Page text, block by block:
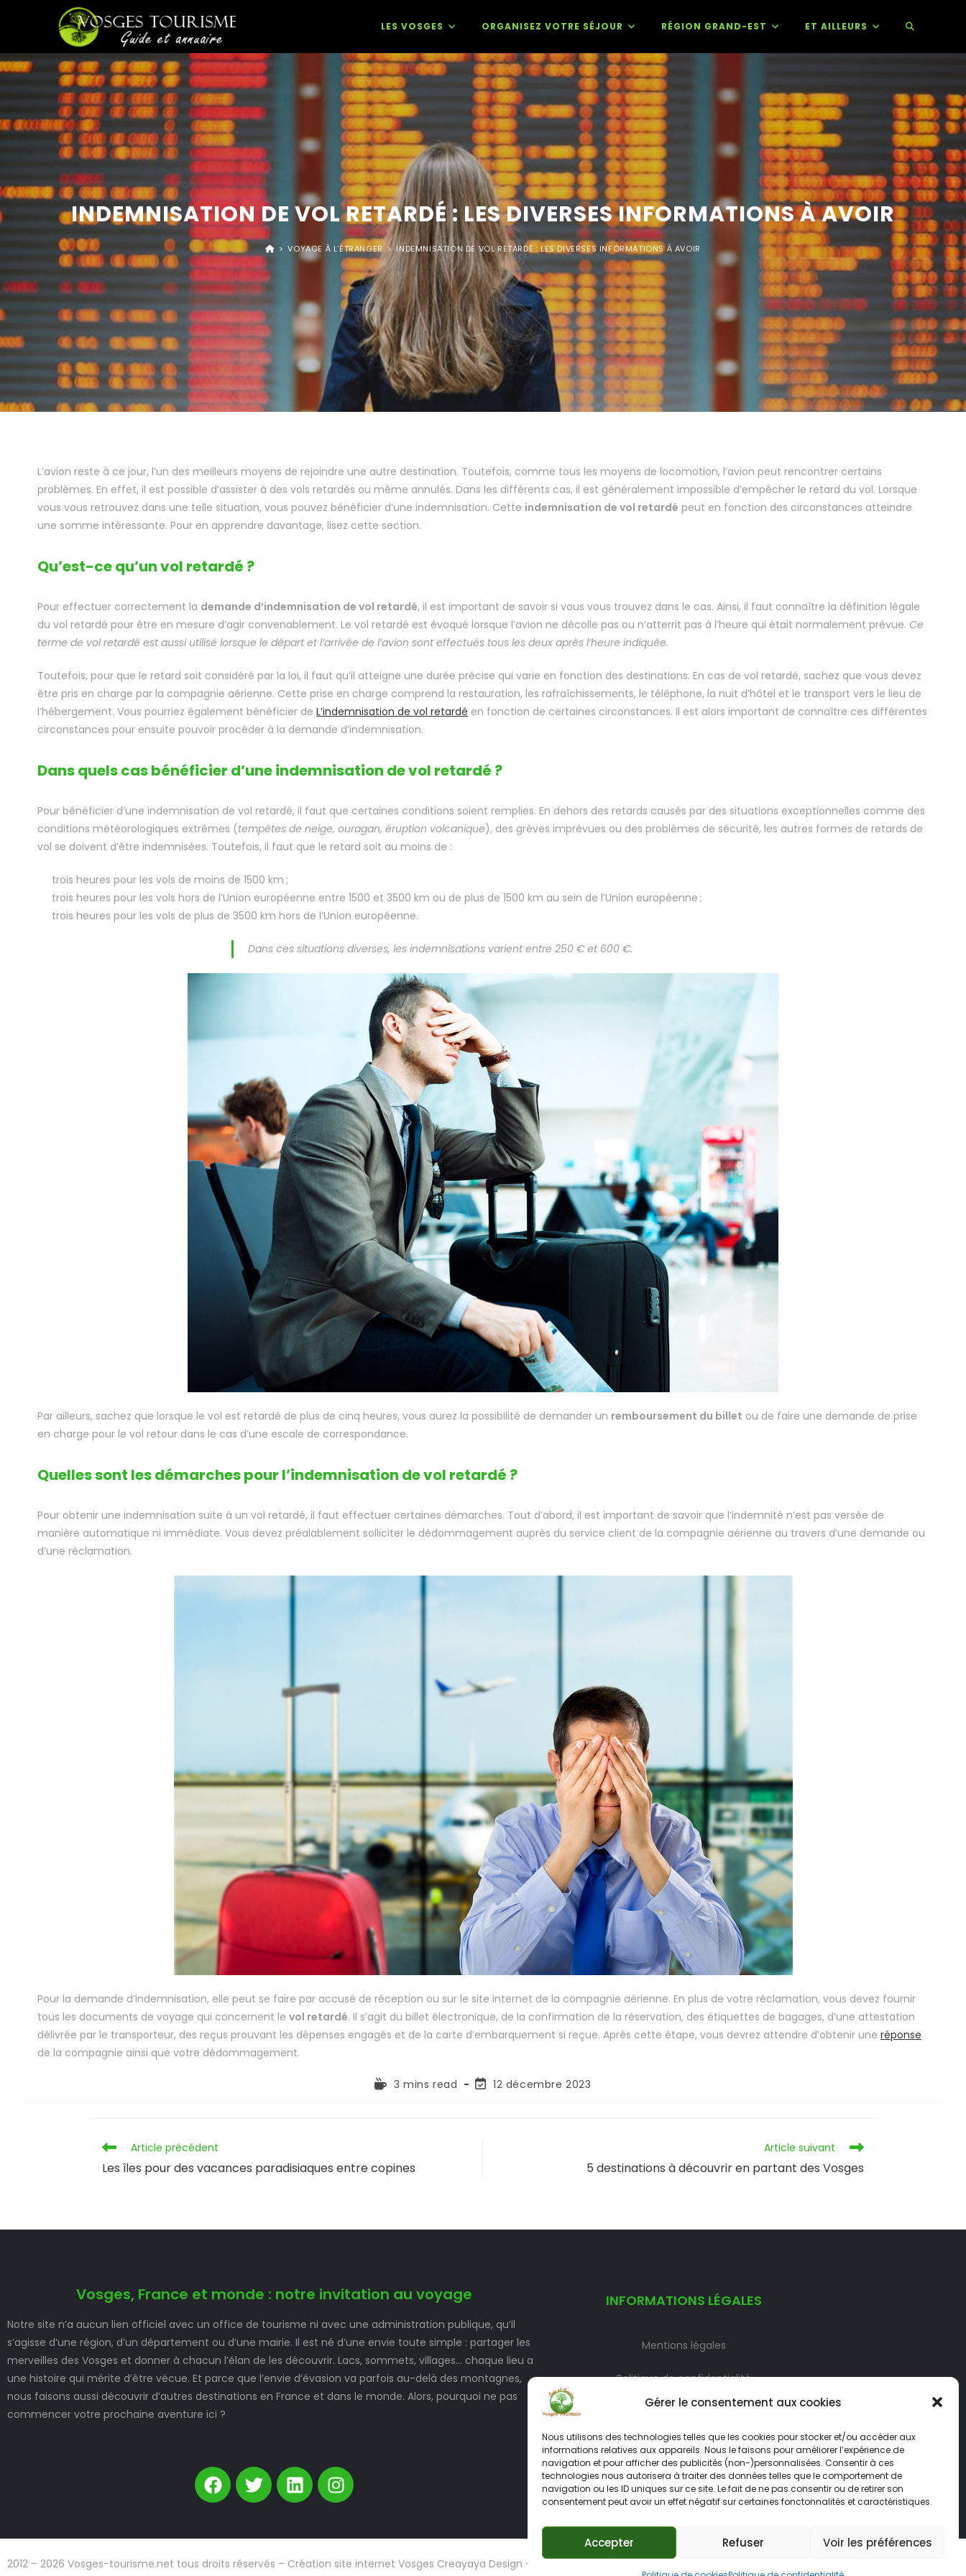
Gérer le consentement aux cookies
Nous utilisons des technologies telles que les cookies pour stocker et/ou accéder aux
informations relatives aux appareils. Nous le faisons pour améliorer l’expérience de
navigation et pour afficher des publicités (non-)personnalisées. Consentir à ces
technologies nous autorisera à traiter des données telles que le comportement de
navigation ou les ID uniques sur ce site. Le fait de ne pas consentir ou de retirer son
consentement peut avoir un effet négatif sur certaines fonctonnalités et caractéristiques.
Accepter Refuser Voir les préférences
LES VOSGES ORGANISEZ VOTRE SÉJOUR RÉGION GRAND-EST ET AILLEURS
INDEMNISATION DE VOL RETARDÉ : LES DIVERSES INFORMATIONS À AVOIR
> VOYAGE À L'ÉTRANGER > INDEMNISATION DE VOL RETARDÉ : LES DIVERSES INFORMATIONS À AVOIR
L’avion reste à ce jour, l’un des meilleurs moyens de rejoindre une autre destination. Toutefois, comme tous les moyens de locomotion, l’avion peut rencontrer certains
problèmes. En effet, il est possible d’assister à des vols retardés ou même annulés. Dans les différents cas, il est généralement impossible d’empêcher le retard du vol. Lorsque
vous vous retrouvez dans une telle situation, vous pouvez bénéficier d’une indemnisation. Cette indemnisation de vol retardé peut en fonction des circonstances atteindre
une somme intéressante. Pour en apprendre davantage, lisez cette section.
Qu’est-ce qu’un vol retardé ?
Pour effectuer correctement la demande d’indemnisation de vol retardé, il est important de savoir si vous vous trouvez dans le cas. Ainsi, il faut connaître la définition légale
du vol retardé pour être en mesure d’agir convenablement. Le vol retardé est évoqué lorsque l’avion ne décolle pas ou n’atterrit pas à l’heure qui était normalement prévue. Ce
terme de vol retardé est aussi utilisé lorsque le départ et l’arrivée de l’avion sont effectués tous les deux après l’heure indiquée.
Toutefois, pour que le retard soit considéré par la loi, il faut qu’il atteigne une durée précise qui varie en fonction des destinations. En cas de vol retardé, sachez que vous devez
être pris en charge par la compagnie aérienne. Cette prise en charge comprend la restauration, les rafraîchissements, le téléphone, la nuit d’hôtel et le transport vers le lieu de
l’hébergement. Vous pourriez également bénéficier de L’indemnisation de vol retardé en fonction de certaines circonstances. Il est alors important de connaître ces différentes
circonstances pour ensuite pouvoir procéder à la demande d’indemnisation.
Dans quels cas bénéficier d’une indemnisation de vol retardé ?
Pour bénéficier d’une indemnisation de vol retardé, il faut que certaines conditions soient remplies. En dehors des retards causés par des situations exceptionnelles comme des
conditions météorologiques extrêmes (tempêtes de neige, ouragan, éruption volcanique), des grèves imprévues ou des problèmes de sécurité, les autres formes de retards de
vol se doivent d’être indemnisées. Toutefois, il faut que le retard soit au moins de :
trois heures pour les vols de moins de 1500 km ;
trois heures pour les vols hors de l’Union européenne entre 1500 et 3500 km ou de plus de 1500 km au sein de l’Union européenne ;
trois heures pour les vols de plus de 3500 km hors de l’Union européenne.
Dans ces situations diverses, les indemnisations varient entre 250 € et 600 €.
Par ailleurs, sachez que lorsque le vol est retardé de plus de cinq heures, vous aurez la possibilité de demander un remboursement du billet ou de faire une demande de prise
en charge pour le vol retour dans le cas d’une escale de correspondance.
Quelles sont les démarches pour l’indemnisation de vol retardé ?
Pour obtenir une indemnisation suite à un vol retardé, il faut effectuer certaines démarches. Tout d’abord, il est important de savoir que l’indemnité n’est pas versée de
manière automatique ni immédiate. Vous devez préalablement solliciter le dédommagement auprès du service client de la compagnie aérienne au travers d’une demande ou
d’une réclamation.
Pour la demande d’indemnisation, elle peut se faire par accusé de réception ou sur le site internet de la compagnie aérienne. En plus de votre réclamation, vous devez fournir
tous les documents de voyage qui concernent le vol retardé. Il s’agit du billet électronique, de la confirmation de la réservation, des étiquettes de bagages, d’une attestation
délivrée par le transporteur, des reçus prouvant les dépenses engagés et de la carte d’embarquement si reçue. Après cette étape, vous devrez attendre d’obtenir une réponse
de la compagnie ainsi que votre dédommagement.
3 mins read 12 décembre 2023
Article précédent
Les îles pour des vacances paradisiaques entre copines
Article suivant
5 destinations à découvrir en partant des Vosges
Vosges, France et monde : notre invitation au voyage
Notre site n’a aucun lien officiel avec un office de tourisme ni avec une administration publique, qu’il
s’agisse d’une région, d’un département ou d’une mairie. Il est né d’une envie toute simple : partager les
merveilles des Vosges et donner à chacun l’élan de les découvrir. Lacs, sommets, villages… chaque lieu a
une histoire qui mérite d’être vécue. Et parce que l’envie d’évasion va parfois au-delà des montagnes,
nous faisons aussi découvrir d’autres destinations en France et dans le monde. Alors, pourquoi ne pas
commencer votre prochaine aventure ici ?
INFORMATIONS LÉGALES
Mentions légales
Politique de confidentialité
2012 – 2026 Vosges-tourisme.net tous droits réservés – Création site internet Vosges Creayaya Design – Identité Web.